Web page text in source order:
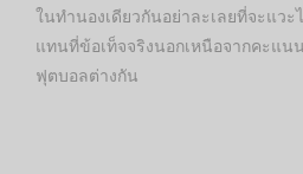
ในทำนองเดียวกันอย่าละเลยที่จะแว
แทนที่ข้อเท็จจริงนอกเหนือจากคะแ
ฟุตบอลต่างกัน